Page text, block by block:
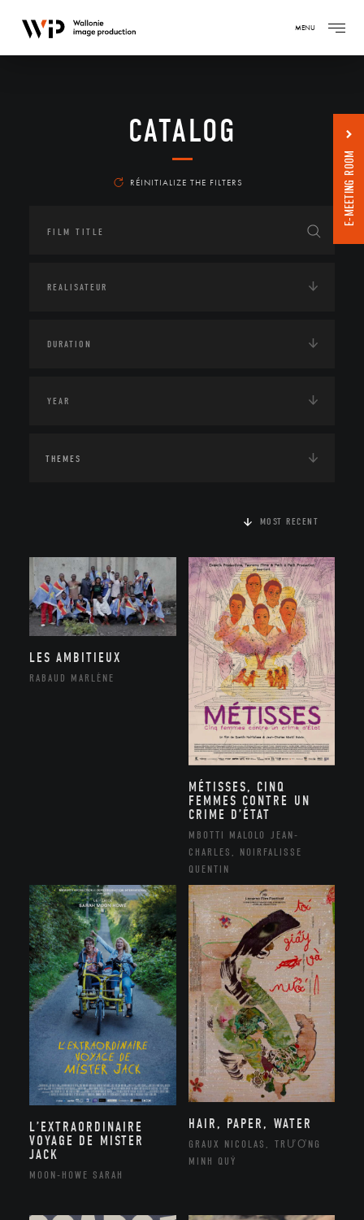
MENU
CATALOG
RÉINITIALIZE THE FILTERS
THEMES
MOST RECENT
LES AMBITIEUX
RABAUD MARLÈNE
MÉTISSES, CINQ
FEMMES CONTRE UN
CRIME D’ÉTAT
MBOTTI MALOLO JEAN-
CHARLES, NOIRFALISSE
QUENTIN
L’EXTRAORDINAIRE
VOYAGE DE MISTER
JACK
MOON-HOWE SARAH
HAIR, PAPER, WATER
GRAUX NICOLAS, TRƯƠNG
MINH QUÝ
E-MEETING ROOM